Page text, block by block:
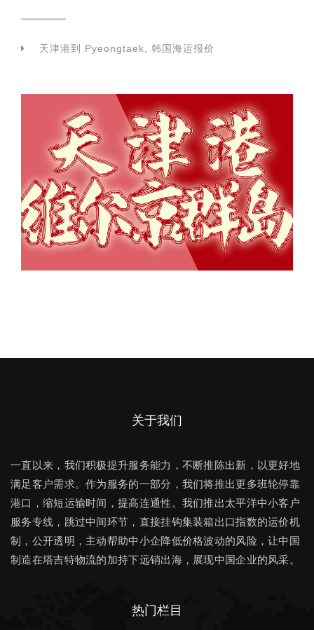
天津港到 Pyeongtaek, 韩国海运报价
关于我们
一直以来，我们积极提升服务能力，不断推陈出新，以更好地
满足客户需求。作为服务的一部分，我们将推出更多班轮停靠
港口，缩短运输时间，提高连通性。我们推出太平洋中小客户
服务专线，跳过中间环节，直接挂钩集装箱出口指数的运价机
制，公开透明，主动帮助中小企降低价格波动的风险，让中国
制造在塔吉特物流的加持下远销出海，展现中国企业的风采。
热门栏目